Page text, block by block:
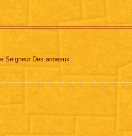
Seigneur Des anneaux